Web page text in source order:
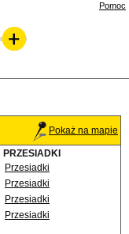
Pomoc
Pokaż na mapie
PRZESIADKI
Przesiadki
Przesiadki
Przesiadki
Przesiadki